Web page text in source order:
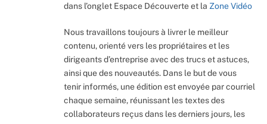
dans l’onglet Espace Découverte et la Zone Vidéo
Nous travaillons toujours à livrer le meilleur
contenu, orienté vers les propriétaires et les
dirigeants d’entreprise avec des trucs et astuces,
ainsi que des nouveautés. Dans le but de vous
tenir informés, une édition est envoyée par courriel
chaque semaine, réunissant les textes des
collaborateurs reçus dans les derniers jours, les